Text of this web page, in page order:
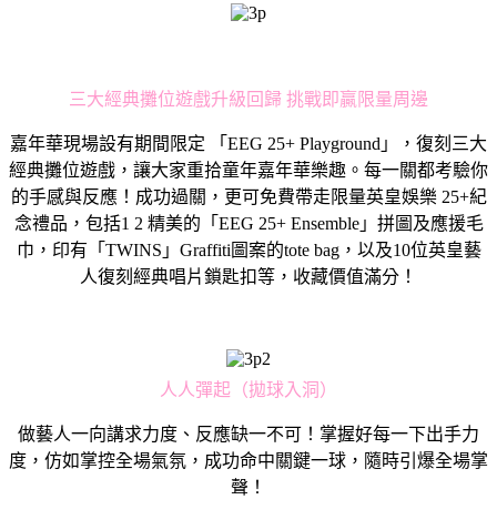
三大經典攤位遊戲升級回歸 挑戰即贏限量周邊
嘉年華現場設有期間限定 「EEG 25+ Playground」，復刻三大
經典攤位遊戲，讓大家重拾童年嘉年華樂趣。每一關都考驗你
的手感與反應！成功過關，更可免費帶走限量英皇娛樂 25+紀
念禮品，包括1 2 精美的「EEG 25+ Ensemble」拼圖及應援毛
巾，印有「TWINS」Graffiti圖案的tote bag，以及10位英皇藝
人復刻經典唱片鎖匙扣等，收藏價值滿分！
人人彈起（拋球入洞）
做藝人一向講求力度、反應缺一不可！掌握好每一下出手力
度，仿如掌控全場氣氛，成功命中關鍵一球，隨時引爆全場掌
聲！